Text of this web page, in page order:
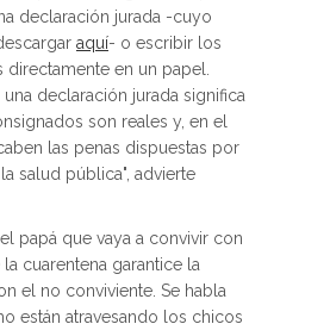
declaración jurada -cuyo
aquí- o escribir los
directamente en un papel.
una declaración jurada significa
son reales y, en el
las penas dispuestas por
salud pública", advierte
papá que vaya a convivir con
cuarentena garantice la
el no conviviente. Se habla
están atravesando los chicos